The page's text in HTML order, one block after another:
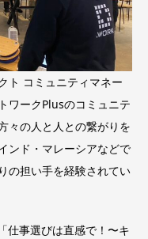
ト コミュニティマネー
ワークPlusのコミュニテ
々の人と人との繋がりを
ンド・マレーシアなどで
の担い手を経験されてい
仕事選びは直感で！〜キ